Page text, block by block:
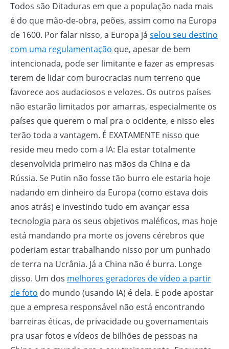
Todos são Ditaduras em que a população nada mais
é do que mão-de-obra, peões, assim como na Europa
de 1600. Por falar nisso, a Europa já selou seu destino
com uma regulamentação que, apesar de bem
intencionada, pode ser limitante e fazer as empresas
terem de lidar com burocracias num terreno que
favorece aos audaciosos e velozes. Os outros países
não estarão limitados por amarras, especialmente os
países que querem o mal pra o ocidente, e nisso eles
terão toda a vantagem. É EXATAMENTE nisso que
reside meu medo com a IA: Ela estar totalmente
desenvolvida primeiro nas mãos da China e da
Rússia. Se Putin não fosse tão burro ele estaria hoje
nadando em dinheiro da Europa (como estava dois
anos atrás) e investindo tudo em avançar essa
tecnologia para os seus objetivos maléficos, mas hoje
está mandando pra morte os jovens cérebros que
poderiam estar trabalhando nisso por um punhado
de terra na Ucrânia. Já a China não é burra. Longe
disso. Um dos melhores geradores de vídeo a partir
de foto do mundo (usando IA) é dela. E pode apostar
que a empresa responsável não está encontrando
barreiras éticas, de privacidade ou governamentais
pra usar fotos e vídeos de bilhões de pessoas na